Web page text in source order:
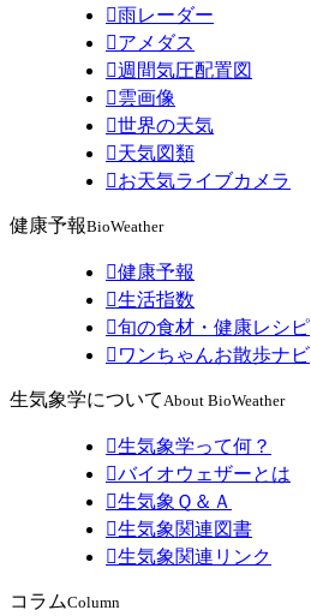
雨レーダー
アメダス
週間気圧配置図
雲画像
世界の天気
天気図類
お天気ライブカメラ
健康予報BioWeather
健康予報
生活指数
旬の食材・健康レシピ
 ワンちゃんお散歩ナビ
生気象学について About BioWeather
生気象学って何？
バイオウェザーとは
生気象Ｑ＆Ａ
生気象関連図書
生気象関連リンク
コラムColumn